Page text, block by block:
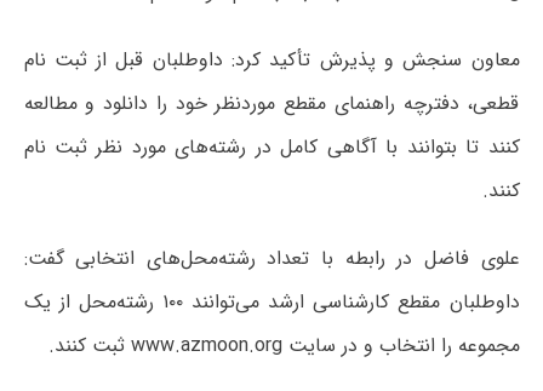
معاون سنجش و پذیرش تأکید کرد: داوطلبان قبل از ثبت نام
قطعی، دفترچه راهنمای مقطع موردنظر خود را دانلود و مطالعه
کنند تا بتوانند با آگاهی کامل در رشته‌های مورد نظر ثبت نام
کنند.
علوی فاضل در رابطه با تعداد رشته‌محل‌های انتخابی گفت:
داوطلبان مقطع کارشناسی ارشد می‌توانند ۱۰۰ رشته‌محل از یک
مجموعه را انتخاب و در سایت www.azmoon.org ثبت کنند.